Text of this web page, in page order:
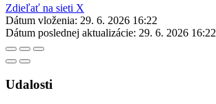
Zdieľať na sieti X
Dátum vloženia: 29. 6. 2026 16:22
Dátum poslednej aktualizácie: 29. 6. 2026 16:22
Udalosti